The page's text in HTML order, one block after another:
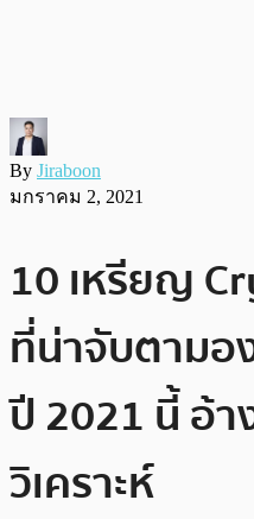
By Jiraboon
มกราคม 2, 2021
10 เหรียญ
ที่น่าจับตาม
ปี 2021 นี้ อ้
วิเคราะห์